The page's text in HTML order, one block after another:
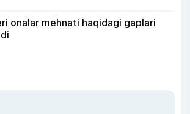
onalar mehnati haqidagi gaplari